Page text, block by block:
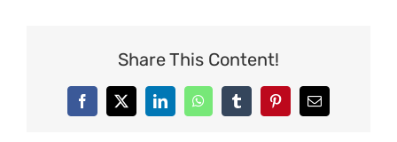
Share This Content!
Facebook
X LinkedInWhatsAppTumblrPinterestEmail